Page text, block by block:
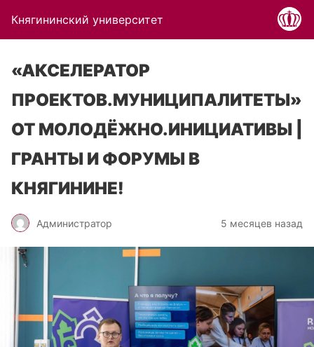
Княгининский университет
«АКСЕЛЕРАТОР
ПРОЕКТОВ.МУНИЦИПАЛИТЕТЫ»
ОТ МОЛОДЁЖНО.ИНИЦИАТИВЫ |
ГРАНТЫ И ФОРУМЫ В
КНЯГИНИНЕ!
Администратор 5 месяцев назад